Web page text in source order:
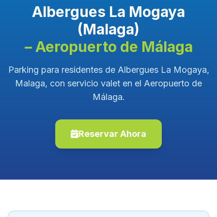
Albergues La Mogaya
(Malaga)
– Aeropuerto de Málaga
Parking para residentes de Albergues La Mogaya,
Malaga, con servicio valet en el Aeropuerto de
Málaga.
Reservar Ahora